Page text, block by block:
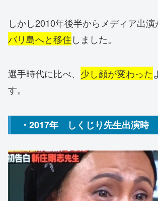
しかし2010年後半からメディア出演
バリ島へと移住しました。
選手時代に比べ、 少し顔が変わった
す。
・2017年 しくじり先生出演時